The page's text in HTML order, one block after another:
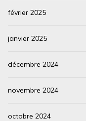
février 2025
janvier 2025
décembre 2024
novembre 2024
octobre 2024